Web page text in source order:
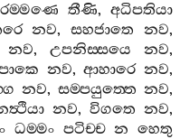
තීණි,අධිපතියා
නව,සහජාතෙ නව,
නව,උපනිස‍්සයෙ නව,
නව,ආහාරෙ නව,
නව, සම‍්පයුත‍්තෙ නව,
නව, විගතෙ නව,
ධම‍්මං පටිච‍්ච න හෙතු